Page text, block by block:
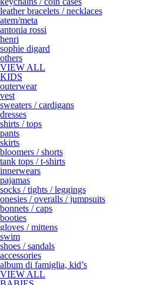
leather bracelets / necklaces
atem/meta
antonia rossi
henri
sophie digard
others
VIEW ALL
KIDS
outerwear
vest
sweaters / cardigans
dresses
shirts / tops
pants
skirts
bloomers / shorts
tank tops / t-shirts
innerwears
pajamas
socks / tights / leggings
onesies / overalls / jumpsuits
bonnets / caps
booties
gloves / mittens
swim
shoes / sandals
accessories
album di famiglia, kid’s
VIEW ALL